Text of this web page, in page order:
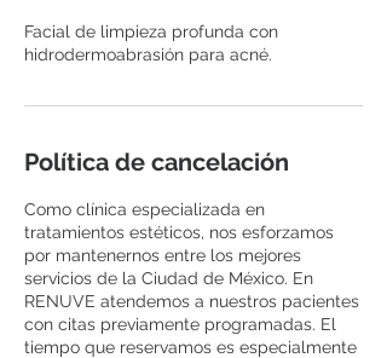
Facial de limpieza profunda con
hidrodermoabrasión para acné.
Política de cancelación
Como clínica especializada en
tratamientos estéticos, nos esforzamos
por mantenernos entre los mejores
servicios de la Ciudad de México. En
RENUVE atendemos a nuestros pacientes
con citas previamente programadas. El
tiempo que reservamos es especialmente